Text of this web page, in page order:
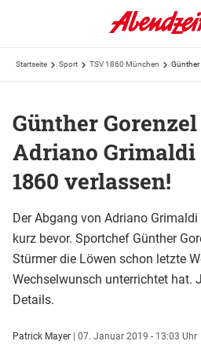
Startseite Sport TSV 1860 München
Günther
Adriano
1860 verlassen!
Der Abgang von Adriano
kurz bevor. Sportchef Günther
Stürmer die Löwen schon letzte
Wechselwunsch unterrichtet hat.
Details.
Patrick Mayer | 07. Januar 2019 - 13:03 Uhr